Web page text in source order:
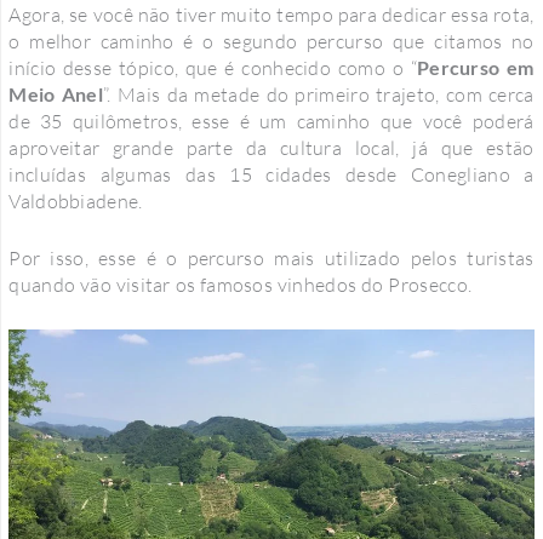
Agora, se você não tiver muito tempo para dedicar essa rota,
o melhor caminho é o segundo percurso que citamos no
início desse tópico, que é conhecido como o “Percurso em
Meio Anel”. Mais da metade do primeiro trajeto, com cerca
de 35 quilômetros, esse é um caminho que você poderá
aproveitar grande parte da cultura local, já que estão
incluídas algumas das 15 cidades desde Conegliano a
Valdobbiadene.
Por isso, esse é o percurso mais utilizado pelos turistas
quando vão visitar os famosos vinhedos do Prosecco.